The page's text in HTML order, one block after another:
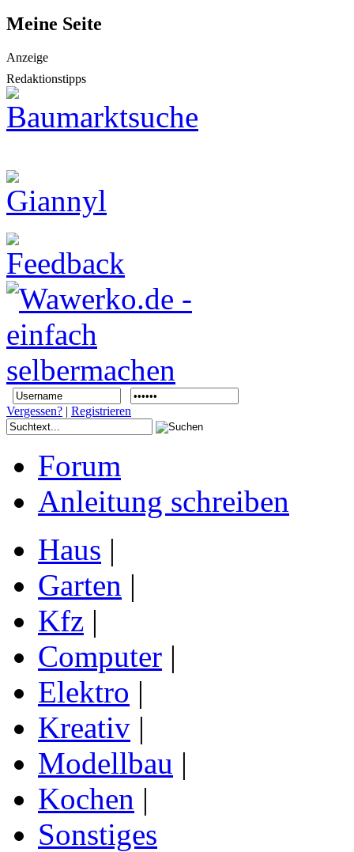
Meine Seite
Anzeige
Redaktionstipps
Vergessen? | Registrieren
Forum
Anleitung schreiben
Haus |
Garten |
Kfz |
Computer |
Elektro |
Kreativ |
Modellbau |
Kochen |
Sonstiges